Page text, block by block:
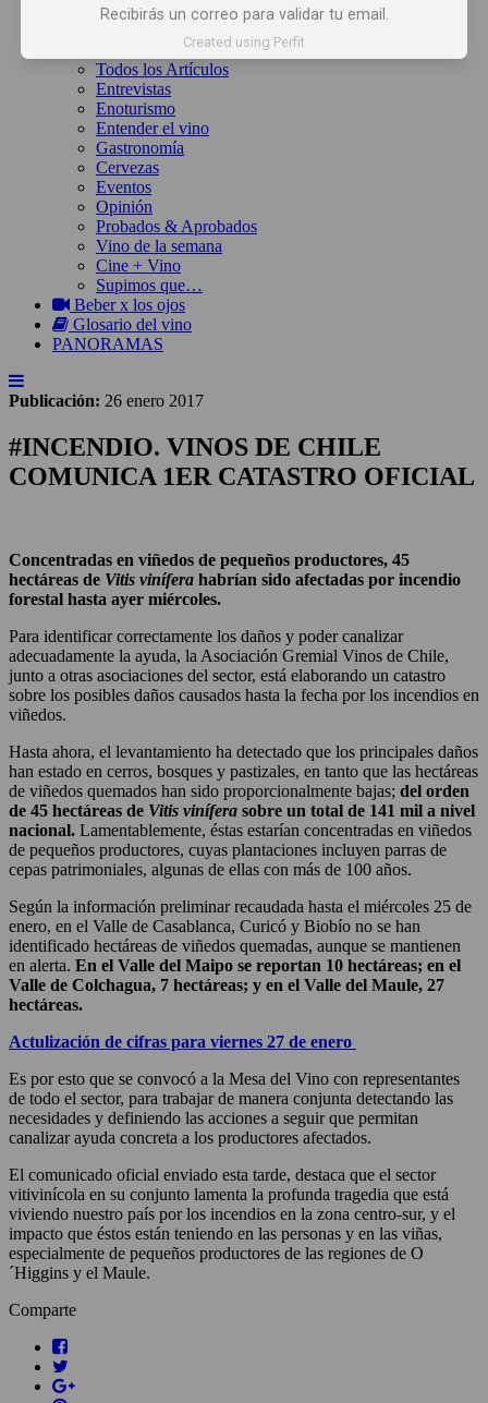
Inicio
Todos los Artículos
Entrevistas
Enoturismo
Entender el vino
Gastronomía
Cervezas
Eventos
Opinión
Probados & Aprobados
Vino de la semana
Cine + Vino
Supimos que…
Beber x los ojos
Glosario del vino
PANORAMAS
Publicación: 26 enero 2017
#INCENDIO. VINOS DE CHILE
COMUNICA 1ER CATASTRO OFICIAL
Concentradas en viñedos de pequeños productores, 45
hectáreas de Vitis vinífera habrían sido afectadas por incendio
forestal hasta ayer miércoles.
Para identificar correctamente los daños y poder canalizar
adecuadamente la ayuda, la Asociación Gremial Vinos de Chile,
junto a otras asociaciones del sector, está elaborando un catastro
sobre los posibles daños causados hasta la fecha por los incendios en
viñedos.
Hasta ahora, el levantamiento ha detectado que los principales daños
han estado en cerros, bosques y pastizales, en tanto que las hectáreas
de viñedos quemados han sido proporcionalmente bajas; del orden
de 45 hectáreas de Vitis vinífera sobre un total de 141 mil a nivel
nacional. Lamentablemente, éstas estarían concentradas en viñedos
de pequeños productores, cuyas plantaciones incluyen parras de
cepas patrimoniales, algunas de ellas con más de 100 años.
Según la información preliminar recaudada hasta el miércoles 25 de
enero, en el Valle de Casablanca, Curicó y Biobío no se han
identificado hectáreas de viñedos quemadas, aunque se mantienen
en alerta. En el Valle del Maipo se reportan 10 hectáreas; en el
Valle de Colchagua, 7 hectáreas; y en el Valle del Maule, 27
hectáreas.
Actulización de cifras para viernes 27 de enero
Es por esto que se convocó a la Mesa del Vino con representantes
de todo el sector, para trabajar de manera conjunta detectando las
necesidades y definiendo las acciones a seguir que permitan
canalizar ayuda concreta a los productores afectados.
El comunicado oficial enviado esta tarde, destaca que el sector
vitivinícola en su conjunto lamenta la profunda tragedia que está
viviendo nuestro país por los incendios en la zona centro-sur, y el
impacto que éstos están teniendo en las personas y en las viñas,
especialmente de pequeños productores de las regiones de O
´Higgins y el Maule.
Comparte
Recibirás un correo para validar tu email.
Created using Perfit